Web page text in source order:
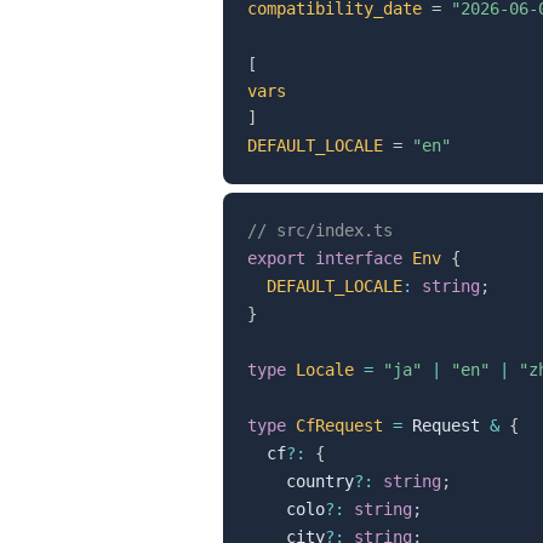
compatibility_date = "2026-06-
[
vars
]
DEFAULT_LOCALE = "en"
// src/index.ts
export
interface Env {
DEFAULT_LOCALE: string ;
}
type Locale = "ja" "en"
type CfRequest = Request & {
  cf
? :
{
    country
? : string ;
    colo
? : string ;
    city
? : string ;